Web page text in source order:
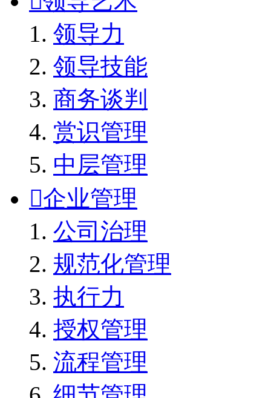
领导力
领导技能
商务谈判
赏识管理
中层管理
企业管理
公司治理
规范化管理
执行力
授权管理
流程管理